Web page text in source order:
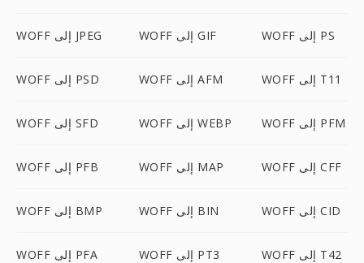
WOFF إلى JPEG WOFF إلى GIF WOFF إلى PS
WOFF إلى PSD WOFF إلى AFM WOFF إلى T11
WOFF إلى SFD WOFF إلى WEBP WOFF إلى PFM
WOFF إلى PFB WOFF إلى MAP WOFF إلى CFF
WOFF إلى BMP WOFF إلى BIN WOFF إلى CID
WOFF إلى PFA WOFF إلى PT3 WOFF إلى T42